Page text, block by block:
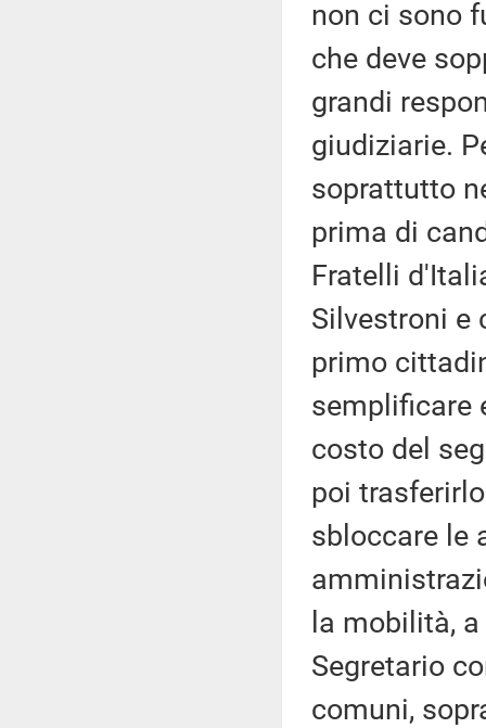
non ci sono
che deve
grandi
giudiziarie.
soprattutto
prima di
Fratelli
Silvestroni e
primo
semplificare
costo del
poi
sbloccare le
la mobilità,
Segretario
comuni,